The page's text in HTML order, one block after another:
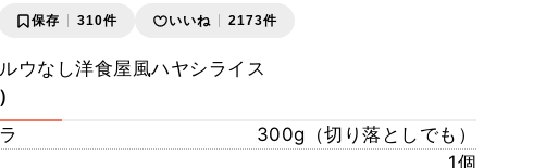
保存 310件 いいね 2173件
ウなし洋食屋風ハヤシライス
300g（切り落としでも）
1個